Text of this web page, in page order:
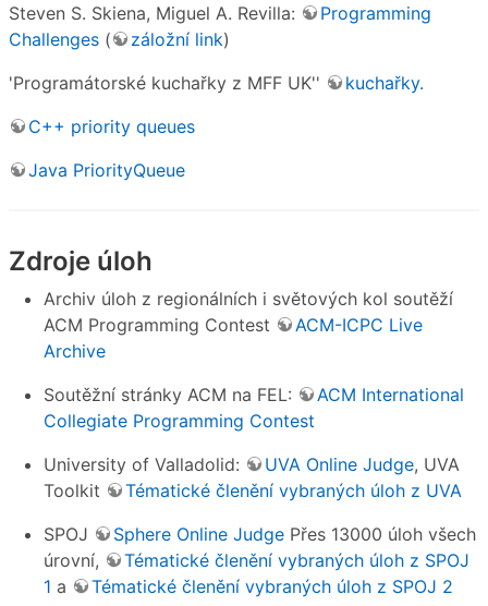
Steven S. Skiena, Miguel A. Revilla:
Programming
Challenges ( záložní link)
'Programátorské kuchařky z MFF UK''
kuchařky.
C++ priority queues
Java PriorityQueue
Zdroje úloh
Archiv úloh z regionálních i světových kol soutěží
ACM Programming Contest
ACM-ICPC Live
Archive
Soutěžní stránky ACM na FEL:
ACM International
Collegiate Programming Contest
University of Valladolid:
UVA Online Judge, UVA
Toolkit
Tématické členění vybraných úloh z UVA
SPOJ
Sphere Online Judge Přes 13000 úloh všech
úrovní,
Tématické členění vybraných úloh z SPOJ
1 a
Tématické členění vybraných úloh z SPOJ 2